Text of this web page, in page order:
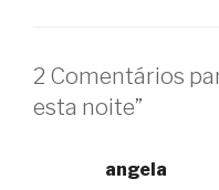
2 Comentários
esta noite”
angela